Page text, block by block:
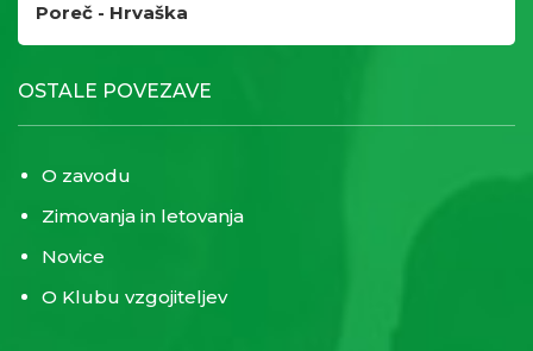
Poreč - Hrvaška
OSTALE POVEZAVE
O zavodu
Zimovanja in letovanja
Novice
O Klubu vzgojiteljev